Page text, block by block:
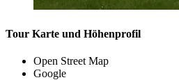
Tour Karte und Höhenprofil
Open Street Map
Google